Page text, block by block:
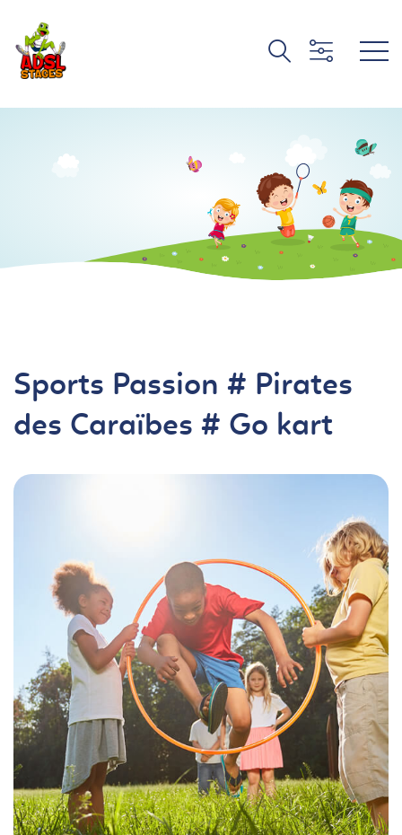
Sports Passion # Pirates
des Caraïbes # Go kart